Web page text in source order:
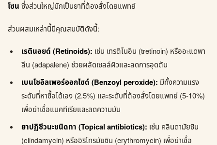
โซน ซึ่งส่วนใหญ่มักเป็นยาที่ต้องสั่งโดยแพทย์
ส่วนผสมเหล่านี้มีคุณสมบัติดังนี้:
เรตินอยด์ (Retinoids): เช่น เทรติโนอิน (tretinoin) หรืออะแดพา
ลีน (adapalene) ช่วยผลัดเซลล์ผิวและลดการอุดตัน
เบนโซอิลเพอร์ออกไซด์ (Benzoyl peroxide): มีทั้งความแรง
ระดับที่หาซื้อได้เอง (2.5%) และระดับที่ต้องสั่งโดยแพทย์ (5-10%)
เพื่อฆ่าเชื้อแบคทีเรียและลดความมัน
ยาปฏิชีวนะชนิดทา (Topical antibiotics): เช่น คลินดามัยซิน
(clindamycin) หรืออิริโทรมัยซิน (erythromycin) เพื่อฆ่าเชื้อ